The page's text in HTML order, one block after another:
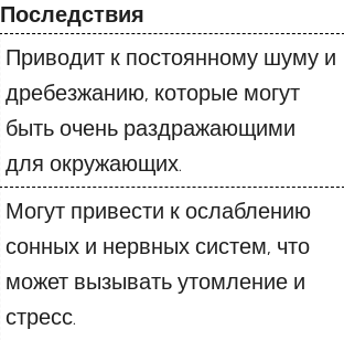
Последствия
Приводит к постоянному шуму и
дребезжанию, которые могут
быть очень раздражающими
для окружающих.
Могут привести к ослаблению
сонных и нервных систем, что
может вызывать утомление и
стресс.